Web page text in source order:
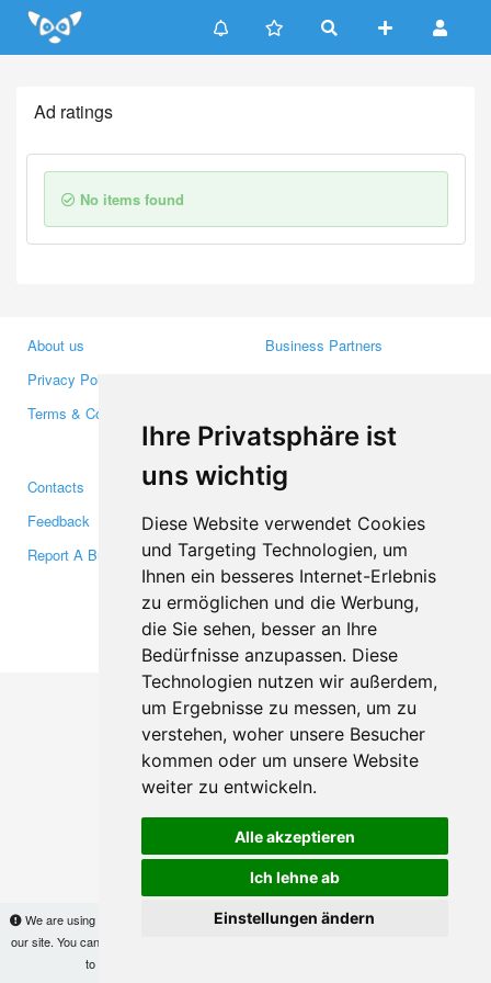
Ihre Privatsphäre ist
uns wichtig
Diese Website verwendet Cookies
und Targeting Technologien, um
Ihnen ein besseres Internet-Erlebnis
zu ermöglichen und die Werbung,
die Sie sehen, besser an Ihre
Bedürfnisse anzupassen. Diese
Technologien nutzen wir außerdem,
um Ergebnisse zu messen, um zu
verstehen, woher unsere Besucher
kommen oder um unsere Website
weiter zu entwickeln.
Alle akzeptieren
Ich lehne ab
Einstellungen ändern
Update cookies preferences
We are using cookies to provide statistics that help us give you the best experience of
our site. You can find out more
to use the site without changes, you are agreeing to it.
Ad ratings
No items found
About us
Privacy Policy
Terms & Conditions
Business Partners
Media
Contacts
Feedback
Report A Bug
Facebook
Twitter
YouTube
Google+
Makis© Copyright 2026